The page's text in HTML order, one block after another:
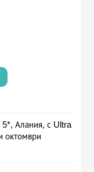
Алания, с Ultra
октомври